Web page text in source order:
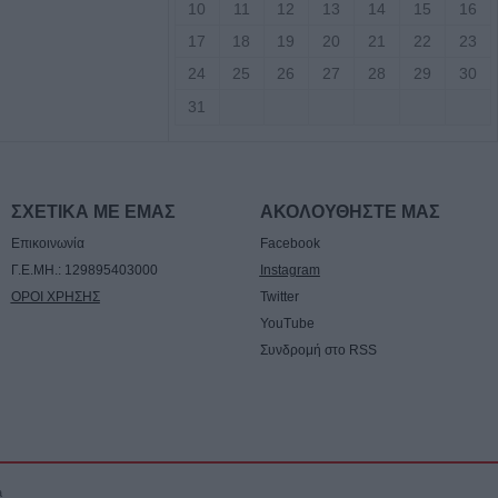
αυτοκίνητο
Μορφοβουνίου
για Χιροσίμα -
10
11 12 13 14 15
16
17
18 19 20 21 22
23
24
25 26 27 28 29
30
31
ΣΧΕΤΙΚΑ ΜΕ ΕΜΑΣ
Επικοινωνία
Γ.Ε.ΜΗ.: 129895403000
ΟΡΟΙ ΧΡΗΣΗΣ
ΑΚΟΛΟΥΘΗΣΤΕ ΜΑΣ
Facebook
Instagram
Twitter
YouTube
Συνδρομή στο RSS